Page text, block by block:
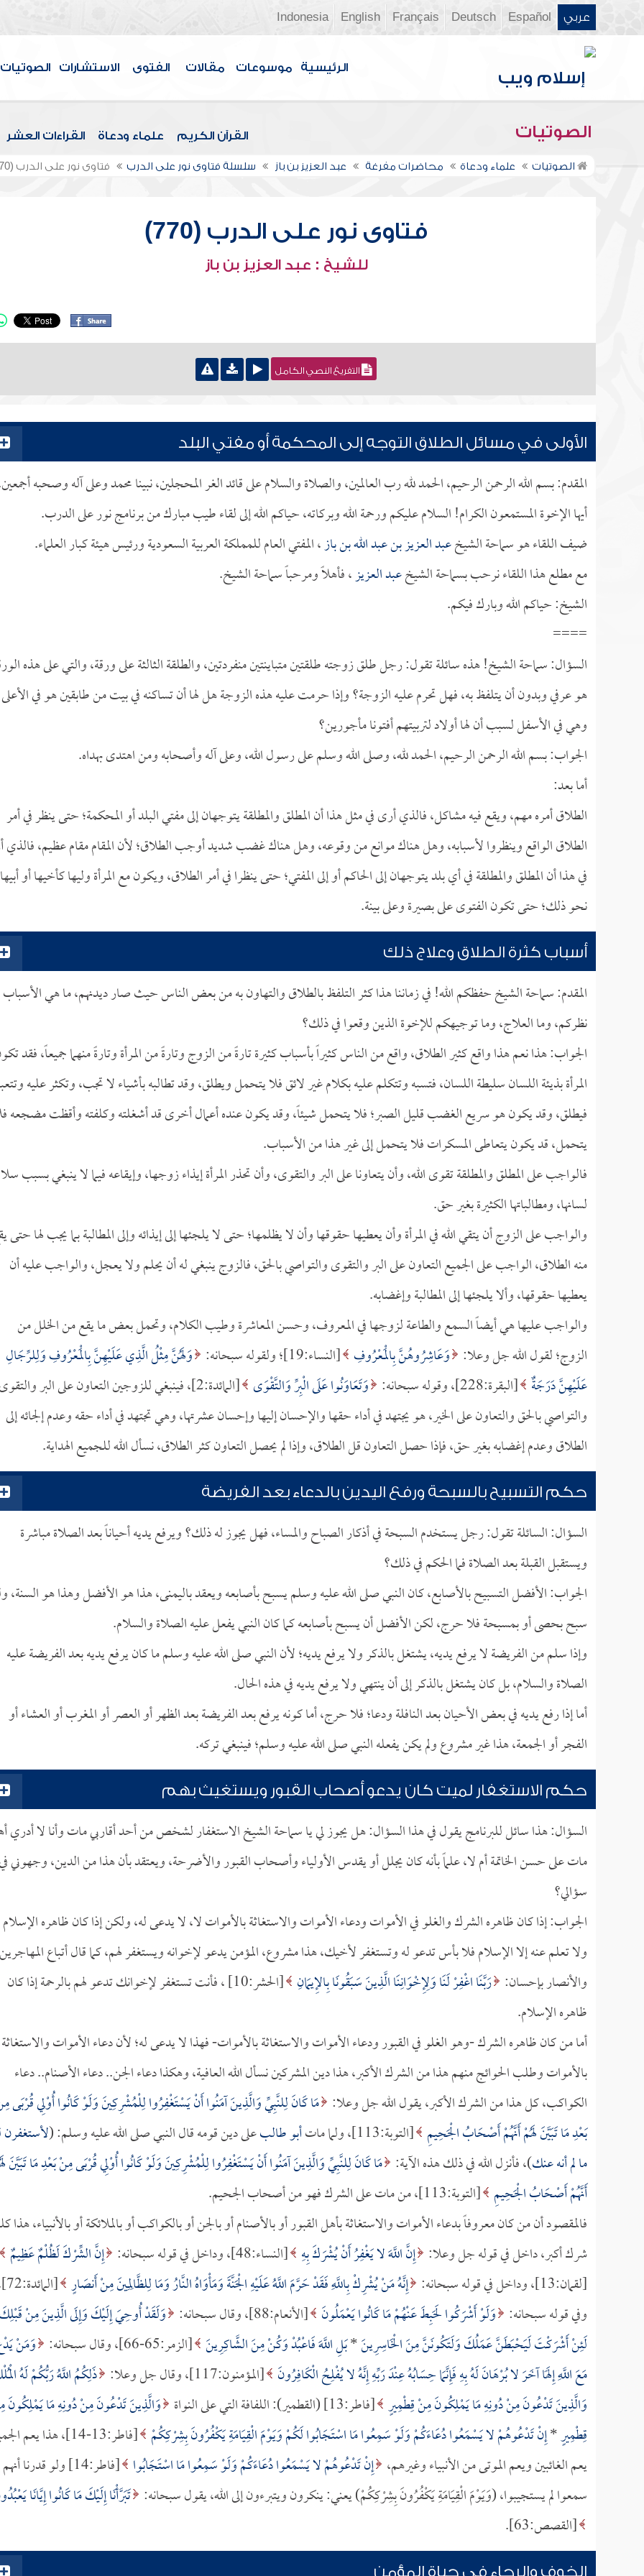
عربي Español
Deutsch
Français
English
Indonesia
الرئيسية موسوعات مقالات الفتوى الاستشارات الصوتيات
الصوتيات القرآن الكريم علماء ودعاة القراءات العشر
الصوتيات علماء ودعاة محاضرات مفرغة عبد العزيز بن باز سلسلة فتاوى نور على الدرب فتاوى نور على الدرب (770)
فتاوى نور على الدرب (770)
للشيخ : عبد العزيز بن باز
التفريغ النصي الكامل
الأولى في مسائل الطلاق التوجه إلى المحكمة أو مفتي البلد
المقدم: بسم الله الرحمن الرحيم، الحمد لله رب العالمين، والصلاة والسلام على قائد الغر المحجلين، نبينا محمد وعلى آله وصحبه
أيها الإخوة المستمعون الكرام! السلام عليكم ورحمة الله وبركاته، حياكم الله إلى لقاء طيب مبارك من برنامج نور على الدرب.
ضيف اللقاء هو سماحة الشيخعبد العزيز بن عبد الله بن باز، المفتي العام للمملكة العربية السعودية ورئيس هيئة كبار العلماء.
مع مطلع هذا اللقاء نرحب بسماحة الشيخعبد العزيز، فأهلاً ومرحباً سماحة الشيخ.
الشيخ: حياكم الله وبارك فيكم.
====
السؤال: سماحة الشيخ! هذه سائلة تقول: رجل طلق زوجته طلقتين متباينتين منفردتين، والطلقة الثالثة على ورقة، والتي على هذه
هو عرفي وبدون أن يتلفظ به، فهل تحرم عليه الزوجة؟ وإذا حرمت عليه هذه الزوجة هل لها أن تساكنه في بيت من طابقين هو في الأعلى
وهي في الأسفل لسبب أن لها أولاد لتربيتهم أفتونا مأجورين؟
الجواب: بسم الله الرحمن الرحيم، الحمد لله، وصلى الله وسلم على رسول الله، وعلى آله وأصحابه ومن اهتدى بهداه.
أما بعد:
الطلاق أمره مهم، ويقع فيه مشاكل، فالذي أرى في مثل هذا أن المطلق والمطلقة يتوجهان إلى مفتي البلد أو المحكمة؛ حتى ينظر في أمر
الطلاق الواقع وينظروا لأسبابه، وهل هناك موانع من وقوعه، وهل هناك غضب شديد أوجب الطلاق؛ لأن المقام مقام عظيم، فالذي
في هذا أن المطلق والمطلقة في أي بلد يتوجهان إلى الحاكم أو إلى المفتي؛ حتى ينظرا في أمر الطلاق، ويكون مع المرأة وليها كأخيها أو
نحو ذلك؛ حتى تكون الفتوى على بصيرة وعلى بينة.
أسباب كثرة الطلاق وعلاج ذلك
المقدم: سماحة الشيخ حفظكم الله! في زماننا هذا كثر التلفظ بالطلاق والتهاون به من بعض الناس حيث صار ديدنهم، ما هي
نظركم، وما العلاج، وما توجيهكم للإخوة الذين وقعوا في ذلك؟
الجواب: هذا نعم هذا واقع كثير الطلاق، واقع من الناس كثيراً بأسباب كثيرة تارةً من الزوج وتارةً من المرأة وتارةً منهما جميعاً، فقد
المرأة بذيئة اللسان سليطة اللسان، فتسبه وتتكلم عليه بكلام غير لائق فلا يتحمل ويطلق، وقد تطالبه بأشياء لا تجب، وتكثر عليه
فيطلق، وقد يكون هو سريع الغضب قليل الصبر؛ فلا يتحمل شيئاً، وقد يكون عنده أعمال أخرى قد أشغلته وكلفته وأقظت مضجعه
يتحمل، قد يكون يتعاطى المسكرات فلا يتحمل إلى غير هذا من الأسباب.
فالواجب على المطلق والمطلقة تقوى الله، وأن يتعاونا على البر والتقوى، وأن تحذر المرأة إيذاء زوجها، وإيقاعه فيما لا ينبغي بسبب
لسانها، ومطالباتها الكثيرة بغير حق.
والواجب على الزوج أن يتقي الله في المرأة وأن يعطيها حقوقها وأن لا يظلمها؛ حتى لا يلجئها إلى إيذائه وإلى المطالبة بما يجب لها حتى
منه الطلاق، الواجب على الجميع التعاون على البر والتقوى والتواصي بالحق، فالزوج ينبغي له أن يحلم ولا يعجل، والواجب عليه أن
يعطيها حقوقها، وألا يلجئها إلى المطالبة وإغضابه.
والواجب عليها هي أيضاً السمع والطاعة لزوجها في المعروف، وحسن المعاشرة وطيب الكلام، وتحمل بعض ما يقع من الخلل من
الزوج؛ لقول الله جل وعلا: وَعَاشِرُوهُنَّ بِالْمَعْرُوفِ [النساء:19]؛ ولقوله سبحانه:
وَلَهُنَّ مِثْلُ الَّذِي عَلَيْهِنَّ بِالْمَعْرُوفِ وَلِلرِّجَالِ
عَلَيْهِنَّ دَرَجَةٌ [البقرة:228]، وقوله سبحانه: وَتَعَاوَنُوا عَلَى الْبِرِّ وَالتَّقْوَى
[المائدة:2]، فينبغي للزوجين التعاون على البر
والتواصي بالحق والتعاون على الخير، هو يجتهد في أداء حقها والإحسان إليها وإحسان عشرتها، وهي تجتهد في أداء حقه وعدم إلجائه إلى
الطلاق وعدم إغضابه بغير حق، فإذا حصل التعاون قل الطلاق، وإذا لم يحصل التعاون كثر الطلاق، نسأل الله للجميع الهداية.
حكم التسبيح بالسبحة ورفع اليدين بالدعاء بعد الفريضة
السؤال: السائلة تقول: رجل يستخدم السبحة في أذكار الصباح والمساء، فهل يجوز له ذلك؟ ويرفع يديه أحياناً بعد الصلاة مباشرة
ويستقبل القبلة بعد الصلاة فما الحكم في ذلك؟
الجواب: الأفضل التسبيح بالأصابع، كان النبي صلى الله عليه وسلم يسبح بأصابعه ويعقد باليمنى، هذا هو الأفضل وهذا هو السنة،
سبح بحصى أو بمسبحة فلا حرج، لكن الأفضل أن يسبح بأصابعه كما كان النبي يفعل عليه الصلاة والسلام.
وإذا سلم من الفريضة لا يرفع يديه، يشتغل بالذكر ولا يرفع يديه؛ لأن النبي صلى الله عليه وسلم ما كان يرفع يديه بعد الفريضة عليه
الصلاة والسلام، بل كان يشتغل بالذكر إلى أن ينتهي ولا يرفع يديه في هذه الحال.
أما إذا رفع يديه في بعض الأحيان بعد النافلة ودعا؛ فلا حرج، أما كونه يرفع بعد الفريضة بعد الظهر أو العصر أو المغرب أو العشاء أو
الفجر أو الجمعة، هذا غير مشروع ولم يكن يفعله النبي صلى الله عليه وسلم؛ فينبغي تركه.
حكم الاستغفار لميت كان يدعو أصحاب القبور ويستغيث بهم
السؤال: هذا سائل للبرنامج يقول في هذا السؤال: هل يجوز لي يا سماحة الشيخ الاستغفار لشخص من أحد أقاربي مات وأنا لا أدري
مات على حسن الخاتمة أم لا، علماً بأنه كان يجلل أو يقدس الأولياء وأصحاب القبور والأضرحة، ويعتقد بأن هذا من الدين، وجهوني
سؤالي؟
الجواب: إذا كان ظاهره الشرك والغلو في الأموات ودعاء الأموات والاستغاثة بالأموات لا، لا يدعى له، ولكن إذا كان ظاهره الإسلام
ولا تعلم عنه إلا الإسلام فلا بأس تدعو له وتستغفر لأخيك، هذا مشروع، المؤمن يدعو لإخوانه ويستغفر لهم، كما قال أتباع
والأنصار بإحسان: رَبَّنَا اغْفِرْ لَنَا وَلِإِخْوَانِنَا الَّذِينَ سَبَقُونَا بِالإِيمَانِ
[الحشر:10] ، فأنت تستغفر لإخوانك تدعو لهم بالرحمة إذا كان
ظاهره الإسلام.
أما من كان ظاهره الشرك -وهو الغلو في القبور ودعاء الأموات والاستغاثة بالأموات- فهذا لا يدعى له؛ لأن دعاء الأموات والاستغاثة
بالأموات وطلب الحوائج منهم هذا من الشرك الأكبر، هذا دين المشركين نسأل الله العافية، وهكذا دعاء الجن.. دعاء الأصنام.. دعاء
الكواكب، كل هذا من الشرك الأكبر، يقول الله جل وعلا: مَا كَانَ لِلنَّبِيِّ وَالَّذِينَ آمَنُوا أَنْ يَسْتَغْفِرُوا لِلْمُشْرِكِينَ وَلَوْ كَانُوا أُوْلِي قُرْبَى
بَعْدِ مَا تَبَيَّنَ لَهُمْ أَنَّهُمْ أَصْحَابُ الْجَحِيمِ [التوبة:113]، ولما مات أبو طالبعلى دين قومه قال النبي صلى الله عليه وسلم: (
ما لم أنه عنك)، فأنزل الله في ذلك هذه الآية: مَا كَانَ لِلنَّبِيِّ وَالَّذِينَ آمَنُوا أَنْ يَسْتَغْفِرُوا لِلْمُشْرِكِينَ وَلَوْ كَانُوا أُوْلِي قُرْبَى مِنْ بَعْدِ مَا تَبَيَّنَ
أَنَّهُمْ أَصْحَابُ الْجَحِيمِ [التوبة:113]، من مات على الشرك فهو من أصحاب الجحيم.
فالمقصود أن من كان معروفاً بدعاء الأموات والاستغاثة بأهل القبور أو بالأصنام أو بالجن أو بالكواكب أو بالملائكة أو بالأنبياء، هذا
شرك أكبر، داخل في قوله جل وعلا: إِنَّ اللَّهَ لا يَغْفِرُ أَنْ يُشْرَكَ بِهِ [النساء:48]، وداخل في قوله سبحانه:
إِنَّ الشِّرْكَ لَظُلْمٌ عَظِيمٌ
[لقمان:13]، وداخل في قوله سبحانه:
إِنَّهُ مَنْ يُشْرِكْ بِاللَّهِ فَقَدْ حَرَّمَ اللَّهُ عَلَيْهِ الْجَنَّةَ وَمَأْوَاهُ النَّارُ وَمَا لِلظَّالِمِينَ مِنْ أَنصَارٍ
وفي قوله سبحانه: وَلَوْ أَشْرَكُوا لَحَبِطَ عَنْهُمْ مَا كَانُوا يَعْمَلُونَ [الأنعام:88]، وقال سبحانه:
وَلَقَدْ أُوحِيَ إِلَيْكَ وَإِلَى الَّذِينَ مِنْ
لَئِنْ أَشْرَكْتَ لَيَحْبَطَنَّ عَمَلُكَ وَلَتَكُونَنَّ مِنَ الْخَاسِرِينَ*بَلِ اللَّهَ فَاعْبُدْ وَكُنْ مِنَ الشَّاكِرِينَ [الزمر:65-66]، وقال سبحانه:
وَمَنْ
مَعَ اللَّهِ إِلَهًا آخَرَ لا بُرْهَانَ لَهُ بِهِ فَإِنَّمَا حِسَابُهُ عِنْدَ رَبِّهِ إِنَّهُ لا يُفْلِحُ الْكَافِرُونَ [المؤمنون:117]، وقال جل وعلا:
ذَلِكُمُ اللَّهُ رَبُّكُمْ لَهُ
وَالَّذِينَ تَدْعُونَ مِنْ دُونِهِ مَا يَمْلِكُونَ مِنْ قِطْمِيرٍ [فاطر:13] (القطمير): اللفافة التي على النواة
وَالَّذِينَ تَدْعُونَ مِنْ دُونِهِ مَا يَمْلِكُونَ
قِطْمِيرٍ*إِنْ تَدْعُوهُمْ لا يَسْمَعُوا دُعَاءَكُمْ وَلَوْ سَمِعُوا مَا اسْتَجَابُوا لَكُمْ وَيَوْمَ الْقِيَامَةِ يَكْفُرُونَ بِشِرْكِكُمْ
[فاطر:13-14]، هذا يعم
يعم الغائبين ويعم الموتى من الأنبياء وغيرهم، إِنْ تَدْعُوهُمْ لا يَسْمَعُوا دُعَاءَكُمْ وَلَوْ سَمِعُوا مَا اسْتَجَابُوا
[فاطر:14] ولو قدرنا أنهم
سمعوا لم يستجيبوا، (وَيَوْمَ الْقِيَامَةِ يَكْفُرُونَ بِشِرْكِكُمْ) يعني: ينكرون ويتبرءون إلى الله، يقول سبحانه: تَبَرَّأْنَا إِلَيْكَ مَا كَانُوا إِيَّانَا
[القصص:63].
الخوف والرجاء في حياة المؤمن